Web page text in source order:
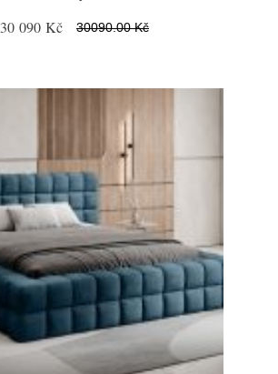
30 090 Kč 30090.00 Kč